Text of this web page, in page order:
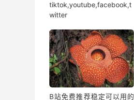
tiktok,youtube,facebook,t
witter
B站免费推荐稳定可以用的